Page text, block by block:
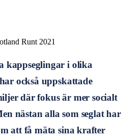
Runt 2021
kappseglingar i olika
också uppskattade
där fokus är mer socialt
nästan alla som seglat har
att få mäta sina krafter